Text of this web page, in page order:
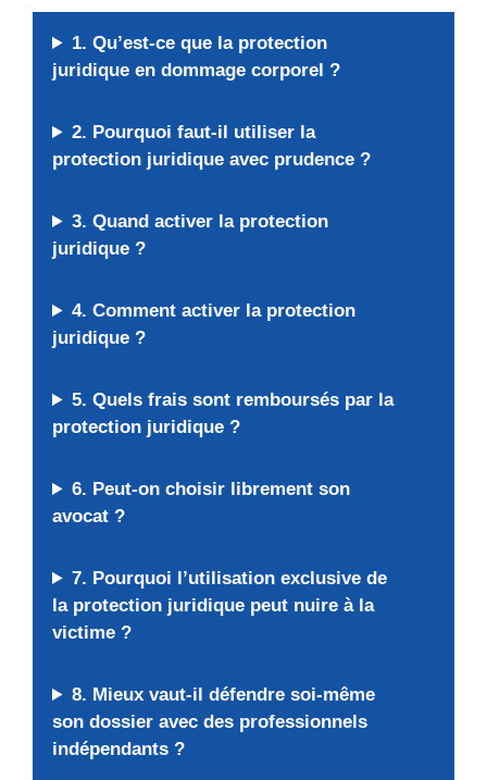
1. Qu’est-ce que la protection
juridique en dommage corporel ?
2. Pourquoi faut-il utiliser la
protection juridique avec prudence ?
3. Quand activer la protection
juridique ?
4. Comment activer la protection
juridique ?
5. Quels frais sont remboursés par la
protection juridique ?
6. Peut-on choisir librement son
avocat ?
7. Pourquoi l’utilisation exclusive de
la protection juridique peut nuire à la
victime ?
8. Mieux vaut-il défendre soi-même
son dossier avec des professionnels
indépendants ?